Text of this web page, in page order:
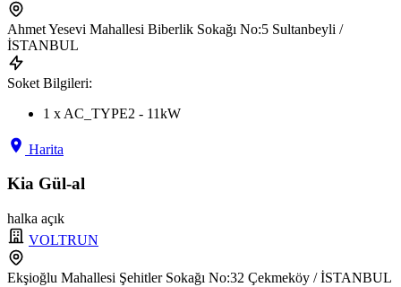
Ahmet Yesevi Mahallesi Biberlik Sokağı No:5 Sultanbeyli /
İSTANBUL
Soket Bilgileri:
1 x AC_TYPE2 - 11kW
Harita
Kia Gül-al
halka açık
VOLTRUN
Ekşioğlu Mahallesi Şehitler Sokağı No:32 Çekmeköy / İSTANBUL